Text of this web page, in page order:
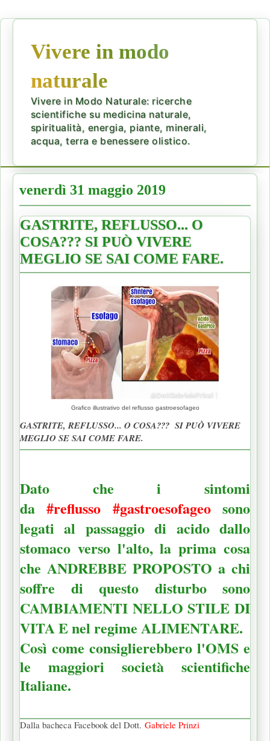
Vivere in modo
naturale
Vivere in Modo Naturale: ricerche
scientifiche su medicina naturale,
spiritualità, energia, piante, minerali,
acqua, terra e benessere olistico.
venerdì 31 maggio 2019
GASTRITE, REFLUSSO... O
COSA??? SI PUÒ VIVERE
MEGLIO SE SAI COME FARE.
Grafico illustrativo del reflusso gastroesofageo
GASTRITE, REFLUSSO... O COSA??? SI PUÒ VIVERE
MEGLIO SE SAI COME FARE.
Dato che i sintomi
da #reflusso #gastroesofageo sono
legati al passaggio di acido dallo
stomaco verso l'alto, la prima cosa
che ANDREBBE PROPOSTO a chi
soffre di questo disturbo sono
CAMBIAMENTI NELLO STILE DI
VITA E nel regime ALIMENTARE.
Così come consiglierebbero l'OMS e
le maggiori società scientifiche
Italiane.
Dalla bacheca Facebook del Dott. Gabriele Prinzi